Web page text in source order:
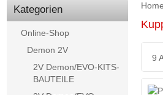
Home
9
Kategorien
Online-Shop
Demon 2V
2V Demon/EVO-KITS-
BAUTEILE